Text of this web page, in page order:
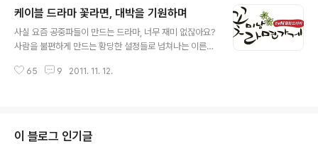
에 무너지지 않는 사람들. 성실하게 절망 앞에 서서 다시 살
아가는 사람들 이야기 말이다. 비록 패자라 할지라도 부활
전이 있기 때문이다. 드라마 천 번의 입맞춤 홈페이지에 나
기는 하지만 주된 소재가 막장이란 오해를 받기 딱 십상인
케이블 드라마 꽃라면, 대박을 기원하며
사실 요즘 공중파들이 만드는 드라마, 너무 재미 없잖아요?
사람을 불편하게 만드는 황당한 설정들로 넘쳐나는 이른바
란 말이 왜 생겨났는지 실감이 난답니다. 아이들을 버리고
끝나면 재미 없죠? 그래서 며느리가 된 친딸의 언니-그럼
역시 친딸이죠?-는 제부의 사촌동생과 결혼하는 거죠. 당
65 9 2011. 11. 12.
이 블로그 인기글